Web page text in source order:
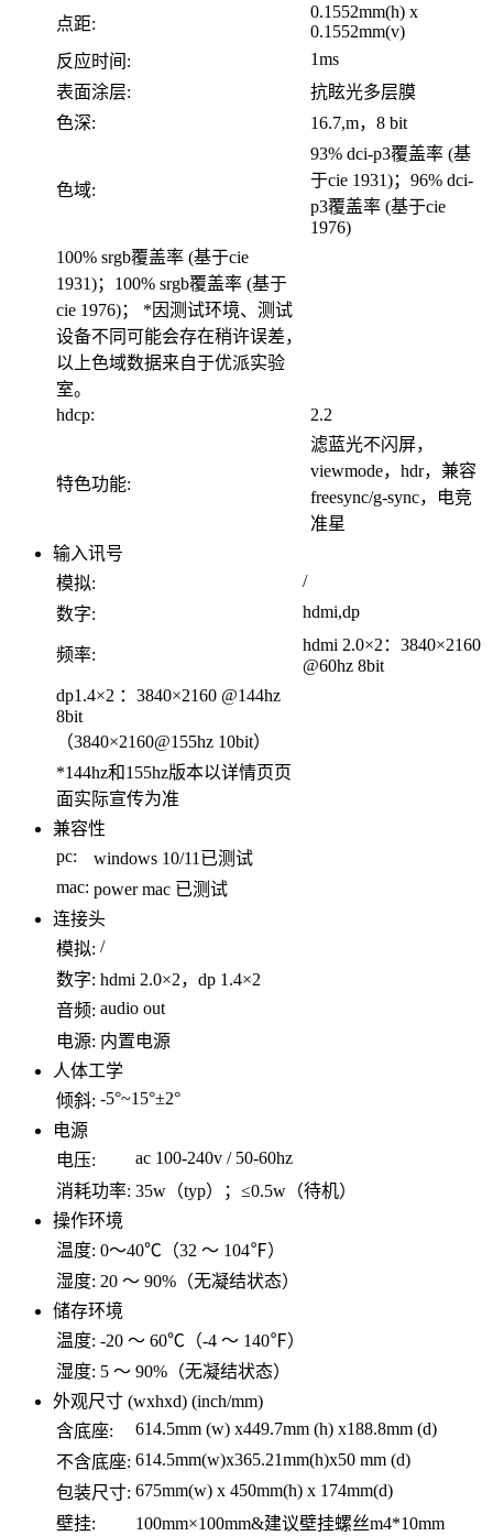
点距:
0.1552mm(h) x
0.1552mm(v)
反应时间:
1ms
表面涂层:
抗眩光多层膜
色深:
16.7,m，8 bit
色域:
93% dci-p3覆盖率 (基
于cie 1931)；96% dci-
p3覆盖率 (基于cie
1976)
100% srgb覆盖率 (基于cie
1931)；100% srgb覆盖率 (基于
cie 1976)； *因测试环境、测试
设备不同可能会存在稍许误差，
以上色域数据来自于优派实验
室。
hdcp:
2.2
特色功能:
滤蓝光不闪屏，
viewmode，hdr，兼容
freesync/g-sync，电竞
准星
输入讯号
模拟:
/
数字:
hdmi,dp
频率:
hdmi 2.0×2：3840×2160
@60hz 8bit
dp1.4×2 ：3840×2160 @144hz
8bit
（3840×2160@155hz 10bit）
*144hz和155hz版本以详情页页
面实际宣传为准
兼容性
pc:
windows 10/11已测试
mac: power mac 已测试
连接头
模拟: /
数字: hdmi 2.0×2，dp 1.4×2
音频: audio out
电源: 内置电源
人体工学
倾斜: -5°~15°±2°
电源
电压:
ac 100-240v / 50-60hz
消耗功率: 35w（typ）；≤0.5w（待机）
操作环境
温度: 0～40℃（32 ～ 104℉）
湿度: 20 ～ 90%（无凝结状态）
储存环境
温度: -20 ～ 60℃（-4 ～ 140℉）
湿度: 5 ～ 90%（无凝结状态）
外观尺寸 (wxhxd) (inch/mm)
含底座:
614.5mm (w) x449.7mm (h) x188.8mm (d)
不含底座: 614.5mm(w)x365.21mm(h)x50 mm (d)
包装尺寸: 675mm(w) x 450mm(h) x 174mm(d)
壁挂:
100mm×100mm&建议壁挂螺丝m4*10mm